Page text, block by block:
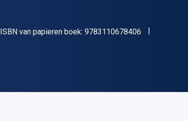
ISBN van papieren boek: 9783110678406 "ISBN-13